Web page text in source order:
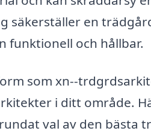
säkerställer en
funktionell och hållbar.
som xn--
i ditt område.
val av den bästa